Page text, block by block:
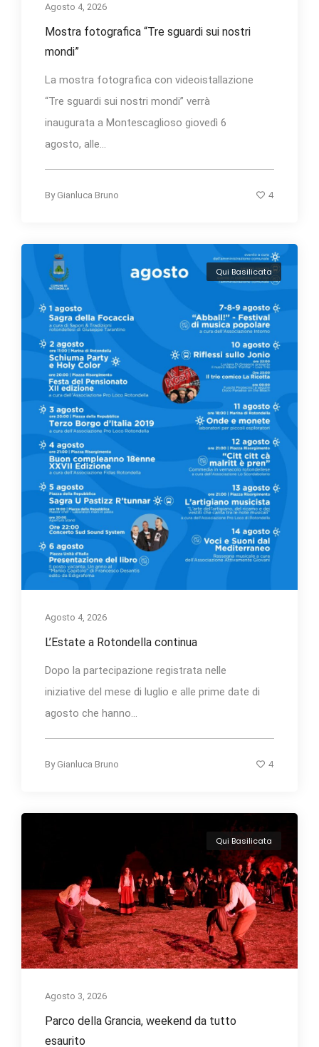
Agosto 4, 2026
Mostra fotografica “Tre sguardi sui nostri
mondi”
La mostra fotografica con videoistallazione
“Tre sguardi sui nostri mondi” verrà
inaugurata a Montescaglioso giovedì 6
agosto, alle...
By Gianluca Bruno 4
Qui Basilicata
Agosto 4, 2026
L’Estate a Rotondella continua
Dopo la partecipazione registrata nelle
iniziative del mese di luglio e alle prime date di
agosto che hanno...
By Gianluca Bruno 4
Qui Basilicata
Agosto 3, 2026
Parco della Grancia, weekend da tutto
esaurito